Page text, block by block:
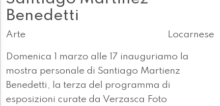
Benedetti
Arte Locarnese
Domenica 1 marzo alle 17 inauguriamo la
mostra personale di Santiago Martienz
Benedetti, la terza del programma di
esposizioni curate da Verzasca Foto